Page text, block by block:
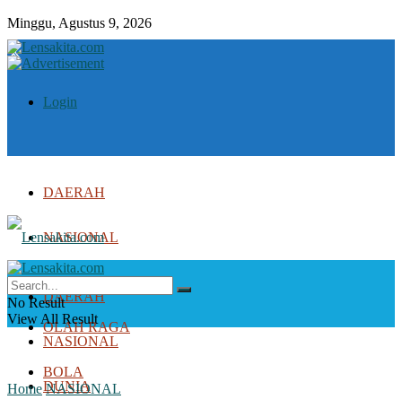
Minggu, Agustus 9, 2026
Login
DAERAH
NASIONAL
DUNIA
OLAH RAGA
BOLA
DAERAH
NASIONAL
DUNIA
No Result
View All Result
Home NASIONAL